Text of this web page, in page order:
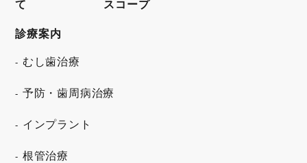
て
スコープ
診療案内
むし歯治療
予防・歯周病治療
インプラント
根管治療